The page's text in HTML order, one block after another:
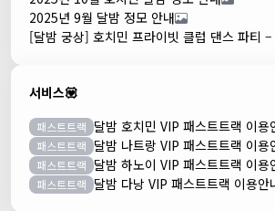
2025년 9월 달밤 정모 안내
서비스💟
패스트트랙
패스트트랙
패스트트랙
패스트트랙